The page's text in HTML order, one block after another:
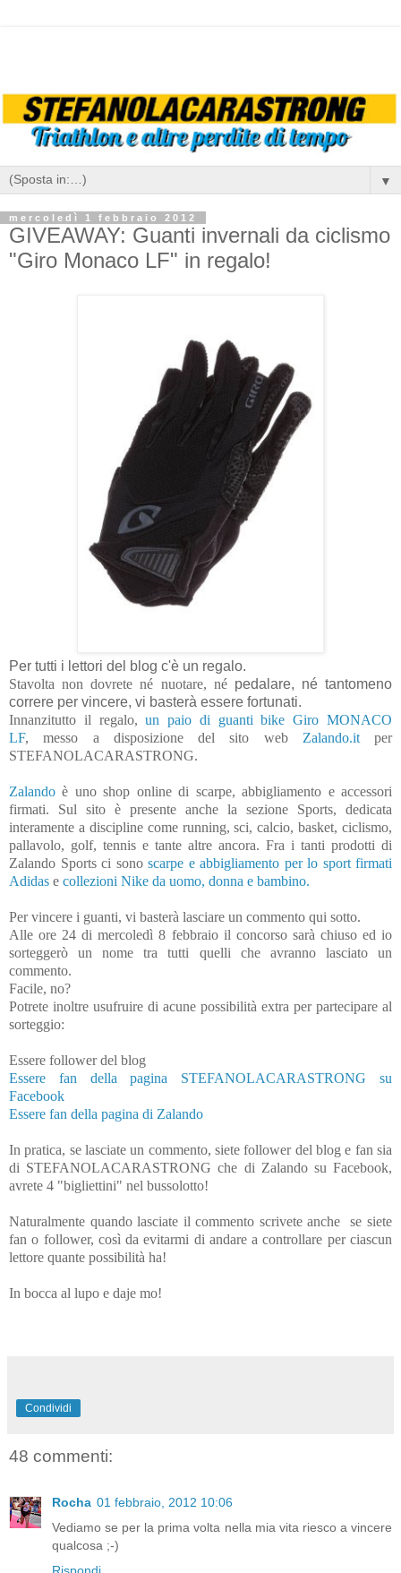
▼
mercoledì 1 febbraio 2012
GIVEAWAY: Guanti invernali da ciclismo
"Giro Monaco LF" in regalo!
Per tutti i lettori del blog c'è un regalo.
Stavolta non dovrete né nuotare, népedalare, né tantomeno
correre per vincere, vi basterà essere fortunati.
Innanzitutto il regalo,un paio di guanti bike Giro MONACO
LF, messo a disposizione del sito web Zalando.itper
STEFANOLACARASTRONG.
Zalando è uno shop online di scarpe, abbigliamento e accessori
firmati. Sul sito è presente anche la sezione Sports, dedicata
interamente a discipline come running, sci, calcio, basket, ciclismo,
pallavolo, golf, tennis e tante altre ancora. Fra i tanti prodotti di
Zalando Sports ci sono scarpe e abbigliamento per lo sport firmati
Adidas e collezioni Nike da uomo, donna e bambino.
Per vincere i guanti, vi basterà lasciare un commento qui sotto.
Alle ore 24 di mercoledì 8 febbraio il concorso sarà chiuso ed io
sorteggerò un nome tra tutti quelli che avranno lasciato un
commento.
Facile, no?
Potrete inoltre usufruire di acune possibilità extra per partecipare al
sorteggio:
Essere follower del blog
Essere fan della pagina STEFANOLACARASTRONG su
Facebook
Essere fan della pagina di Zalando
In pratica, se lasciate un commento, siete follower del blog e fan sia
di STEFANOLACARASTRONG che di Zalando su Facebook,
avrete 4 "bigliettini" nel bussolotto!
Naturalmente quando lasciate il commento scrivete anche se siete
fan o follower, così da evitarmi di andare a controllare per ciascun
lettore quante possibilità ha!
In bocca al lupo e daje mo!
Condividi
48 commenti:
Rocha 01 febbraio, 2012 10:06
Vediamo se per la prima volta nella mia vita riesco a vincere
qualcosa ;-)